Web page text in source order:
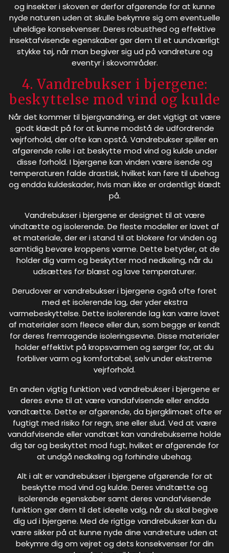
og insekter i skoven er derfor afgørende for at kunne
nyde naturen uden at skulle bekymre sig om eventuelle
uheldige konsekvenser. Deres robusthed og effektive
insektafvisende egenskaber gør dem til et uundværligt
stykke tøj, når man begiver sig ud på vandreture og
eventyr i skovområder.
4. Vandrebukser i bjergene:
beskyttelse mod vind og kulde
Når det kommer til bjergvandring, er det vigtigt at være
godt klædt på for at kunne modstå de udfordrende
vejrforhold, der ofte kan opstå. Vandrebukser spiller en
afgørende rolle i at beskytte mod vind og kulde under
disse forhold. I bjergene kan vinden være isende og
temperaturen falde drastisk, hvilket kan føre til ubehag
og endda kuldeskader, hvis man ikke er ordentligt klædt
på.
Vandrebukser i bjergene er designet til at være
vindtætte og isolerende. De fleste modeller er lavet af
et materiale, der er i stand til at blokere for vinden og
samtidig bevare kroppens varme. Dette betyder, at de
holder dig varm og beskytter mod nedkøling, når du
udsættes for blæst og lave temperaturer.
Derudover er vandrebukser i bjergene også ofte foret
med et isolerende lag, der yder ekstra
varmebeskyttelse. Dette isolerende lag kan være lavet
af materialer som fleece eller dun, som begge er kendt
for deres fremragende isoleringsevne. Disse materialer
holder effektivt på kropsvarmen og sørger for, at du
forbliver varm og komfortabel, selv under ekstreme
vejrforhold.
En anden vigtig funktion ved vandrebukser i bjergene er
deres evne til at være vandafvisende eller endda
vandtætte. Dette er afgørende, da bjergklimaet ofte er
fugtigt med risiko for regn, sne eller slud. Ved at være
vandafvisende eller vandtæt kan vandrebukserne holde
dig tør og beskyttet mod fugt, hvilket er afgørende for
at undgå nedkøling og forhindre ubehag.
Alt i alt er vandrebukser i bjergene afgørende for at
beskytte mod vind og kulde. Deres vindtætte og
isolerende egenskaber samt deres vandafvisende
funktion gør dem til det ideelle valg, når du skal begive
dig ud i bjergene. Med de rigtige vandrebukser kan du
være sikker på at kunne nyde dine vandreture uden at
bekymre dig om vejret og dets konsekvenser for din